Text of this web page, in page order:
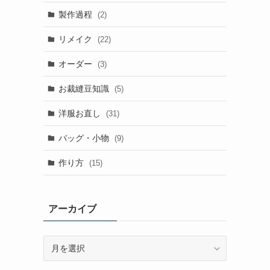
製作過程 (2)
リメイク (22)
オーダー (3)
お裁縫豆知識 (5)
洋服お直し (31)
バッグ・小物 (9)
作り方 (15)
アーカイブ